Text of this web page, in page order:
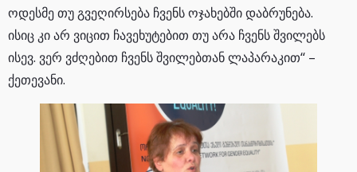
ოდესმე თუ გვეღირსება ჩვენს ოჯახებში დაბრუნება.
ისიც კი არ ვიცით ჩავეხუტებით თუ არა ჩვენს შვილებს
ისევ. ვერ ვძღებით ჩვენს შვილებთან ლაპარაკით“ –
ქეთევანი.